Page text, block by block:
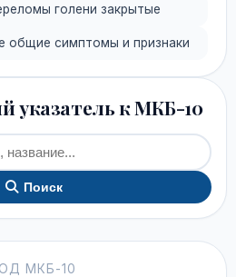
голени закрытые
общие симптомы и признаки
указатель к МКБ-10
Поиск
МКБ-10